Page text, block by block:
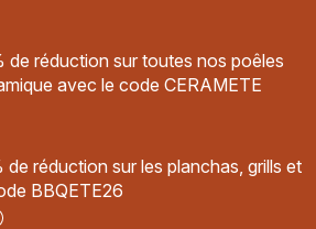
de réduction sur toutes nos poêles
avec le code CERAMETE
réduction sur les planchas, grills et
BBQETE26